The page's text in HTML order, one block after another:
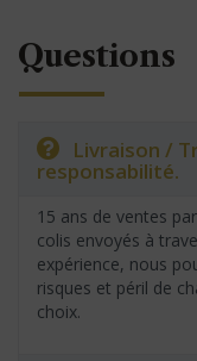
Questions
Livraison /
responsabilité.
15 ans de ventes
colis envoyés à
expérience, nous
risques et péril de
choix.